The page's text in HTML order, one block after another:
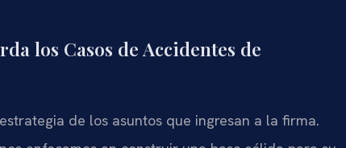
los Casos de Accidentes de
de los asuntos que ingresan a la firma.